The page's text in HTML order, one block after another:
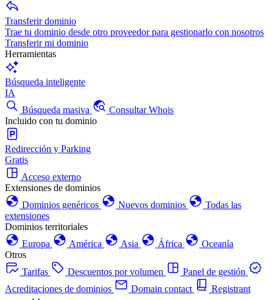
Transferir dominio
Trae tu dominio desde otro proveedor para gestionarlo con nosotros
Transferir mi dominio
Herramientas
Búsqueda inteligente
IA
Búsqueda masiva
Consultar Whois
Incluido con tu dominio
Redirección y Parking
Gratis
Acceso externo
Extensiones de dominios
Dominios genéricos
Nuevos dominios
Todas las
extensiones
Dominios territoriales
Europa
América Asia África
Oceanía
Otros
Tarifas
Descuentos por volumen
Panel de gestión
Acreditaciones de dominios
Domain contact
Registrant